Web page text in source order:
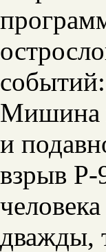
Мишина
и
взрыв Р-
дважды,